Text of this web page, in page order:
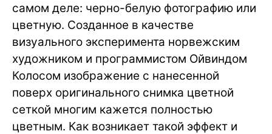
самом деле: черно-белую фотографию или
цветную. Созданное в качестве
визуального эксперимента норвежским
художником и программистом Ойвиндом
Колосом изображение с нанесенной
поверх оригинального снимка цветной
сеткой многим кажется полностью
цветным. Как возникает такой эффект и